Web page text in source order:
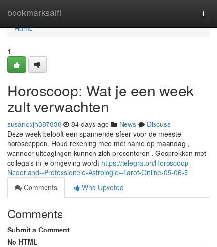
bookmarksaifi
Home
Home
1
Horoscoop: Wat je een week
zult verwachten
susanoxjh387836 84 days ago News
Discuss
Deze week belooft een spannende sfeer voor de meeste
horoscoppen. Houd rekening mee met name op maandag ,
wanneer uitdagingen kunnen zich presenteren . Gesprekken met
collega's in je omgeving wordt https://telegra.ph/Horoscoop-
Nederland--Professionele-Astrologie--Tarot-Online-05-06-5
Comments
Who Upvoted
Comments
Submit a Comment
No HTML